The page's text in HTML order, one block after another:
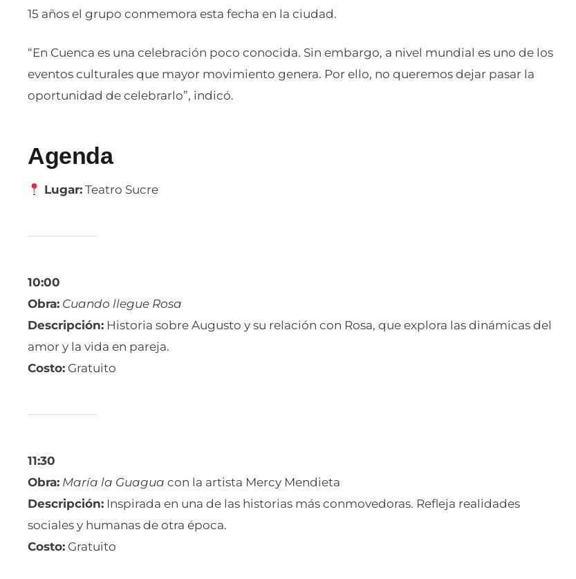
15 años el grupo conmemora esta fecha en la ciudad.
“En Cuenca es una celebración poco conocida. Sin embargo, a nivel mundial es uno de los
eventos culturales que mayor movimiento genera. Por ello, no queremos dejar pasar la
oportunidad de celebrarlo”, indicó.
Agenda
Lugar: Teatro Sucre
10:00
Obra: Cuando llegue Rosa
Descripción: Historia sobre Augusto y su relación con Rosa, que explora las dinámicas del
amor y la vida en pareja.
Costo: Gratuito
11:30
Obra: María la Guagua con la artista Mercy Mendieta
Descripción: Inspirada en una de las historias más conmovedoras. Refleja realidades
sociales y humanas de otra época.
Costo: Gratuito